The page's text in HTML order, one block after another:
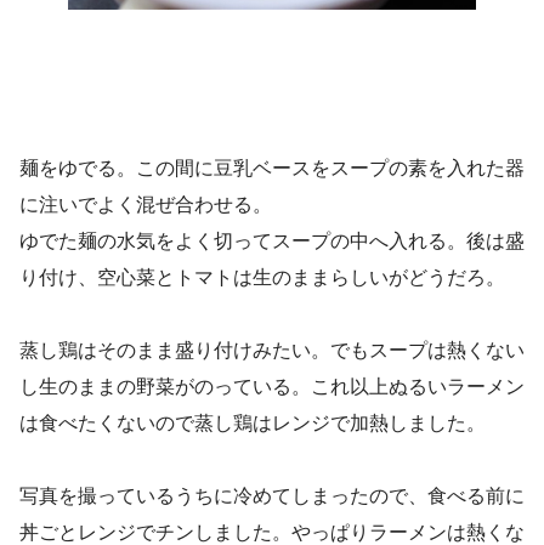
麺をゆでる。この間に豆乳ベースをスープの素を入れた器
に注いでよく混ぜ合わせる。
ゆでた麺の水気をよく切ってスープの中へ入れる。後は盛
り付け、空心菜とトマトは生のままらしいがどうだろ。
蒸し鶏はそのまま盛り付けみたい。でもスープは熱くない
し生のままの野菜がのっている。これ以上ぬるいラーメン
は食べたくないので蒸し鶏はレンジで加熱しました。
写真を撮っているうちに冷めてしまったので、食べる前に
丼ごとレンジでチンしました。やっぱりラーメンは熱くな